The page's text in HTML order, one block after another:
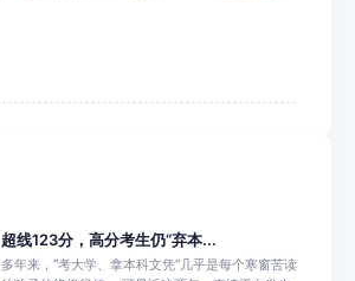
超线123分，高分考生仍“弃本...
多年来，“考大学、拿本科文凭”几乎是每个寒窗苦读